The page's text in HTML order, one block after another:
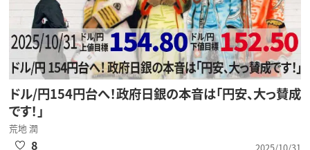
ドル/円154円台へ！政府日銀の本音は「円安、大っ賛成
です！」
荒地 潤
8